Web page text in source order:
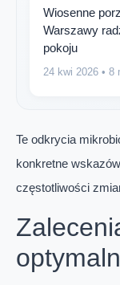
Wiosenne
Warszawy
pokoju
24 kwi 2026 • 8
Te odkrycia
konkretne
częstotliwości